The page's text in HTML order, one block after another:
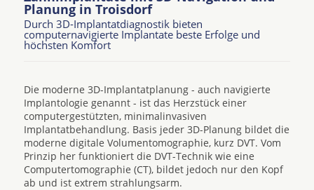
Planung in Troisdorf
Durch 3D-Implantatdiagnostik bieten
computernavigierte Implantate beste Erfolge und
höchsten Komfort
Die moderne 3D-Implantatplanung - auch navigierte
Implantologie genannt - ist das Herzstück einer
computergestützten, minimalinvasiven
Implantatbehandlung. Basis jeder 3D-Planung bildet die
moderne digitale Volumentomographie, kurz DVT. Vom
Prinzip her funktioniert die DVT-Technik wie eine
Computertomographie (CT), bildet jedoch nur den Kopf
ab und ist extrem strahlungsarm.